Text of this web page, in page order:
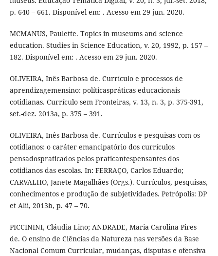
p. 640 – 661. Disponível em: . Acesso em 29 jun. 2020.
MCMANUS, Paulette. Topics in museums and science
education. Studies in Science Education, v. 20, 1992, p. 157 –
182. Disponível em: . Acesso em 29 jun. 2020.
OLIVEIRA, Inês Barbosa de. Currículo e processos de
aprendizagemensino: políticaspráticas educacionais
cotidianas. Currículo sem Fronteiras, v. 13, n. 3, p. 375-391,
set.-dez. 2013a, p. 375 – 391.
OLIVEIRA, Inês Barbosa de. Currículos e pesquisas com os
cotidianos: o caráter emancipatório dos currículos
pensadospraticados pelos praticantespensantes dos
cotidianos das escolas. In: FERRAÇO, Carlos Eduardo;
CARVALHO, Janete Magalhães (Orgs.). Currículos, pesquisas,
conhecimentos e produção de subjetividades. Petrópolis: DP
et Alii, 2013b, p. 47 – 70.
PICCININI, Cláudia Lino; ANDRADE, Maria Carolina Pires
de. O ensino de Ciências da Natureza nas versões da Base
Nacional Comum Curricular, mudanças, disputas e ofensiva